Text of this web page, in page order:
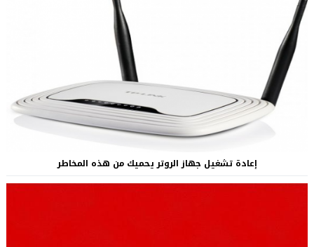
إعادة تشغيل جهاز الروتر يحميك من هذه المخاطر